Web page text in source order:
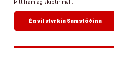
Þitt framlag skiptir máli.
Ég vil styrkja Samstöðina